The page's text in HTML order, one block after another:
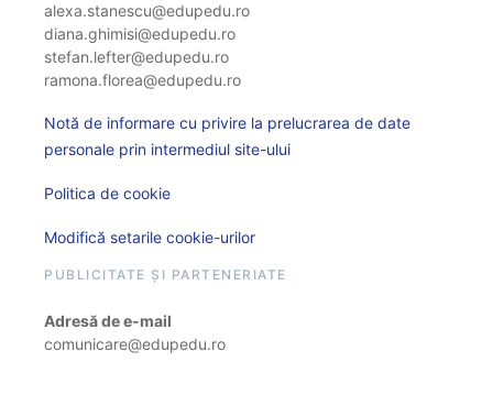
alexa.stanescu@edupedu.ro
diana.ghimisi@edupedu.ro
stefan.lefter@edupedu.ro
ramona.florea@edupedu.ro
Notă de informare cu privire la prelucrarea de date
personale prin intermediul site-ului
Politica de cookie
Modifică setarile cookie-urilor
PUBLICITATE ȘI PARTENERIATE
Adresă de e-mail
comunicare@edupedu.ro